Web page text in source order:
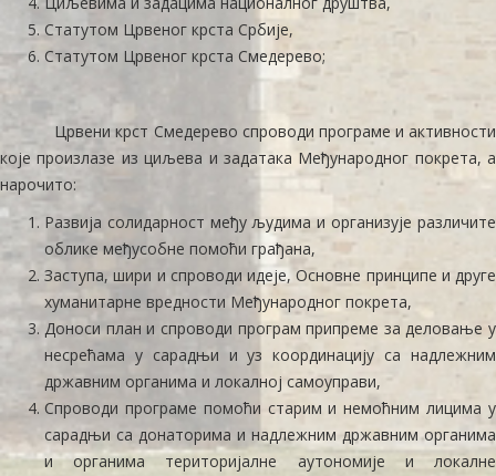
Статутом Црвеног крста Србије,
Статутом Црвеног крста Смедерево;
Црвени крст Смедерево спроводи програме и активности
које произлазе из циљева и задатака Међународног покрета, а
нарочито:
Развија солидарност међу људима и организује различите
облике међусобне помоћи грађана,
Заступа, шири и спроводи идеје, Основне принципе и друге
хуманитарне вредности Међународног покрета,
Доноси план и спроводи програм припреме за деловање у
несрећама у сарадњи и уз координацију са надлежним
државним органима и локалној самоуправи,
Спроводи програме помоћи старим и немоћним лицима у
сарадњи са донаторима и надлежним државним органима
и органима територијалне аутономије и локалне